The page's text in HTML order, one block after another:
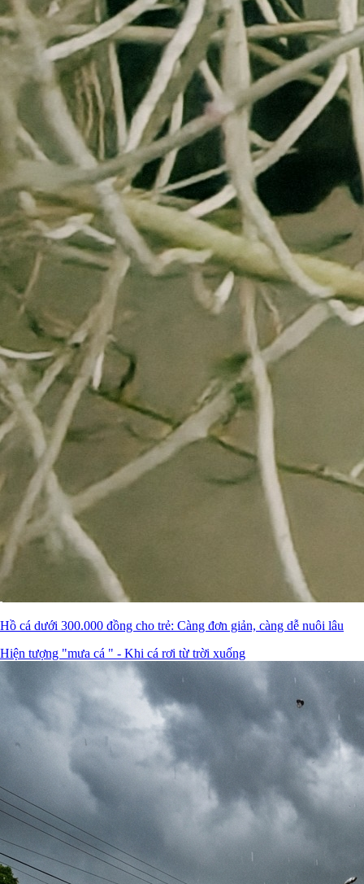
Hồ cá dưới 300.000 đồng cho trẻ: Càng đơn giản, càng dễ nuôi lâu
Hiện tượng "mưa cá " - Khi cá rơi từ trời xuống